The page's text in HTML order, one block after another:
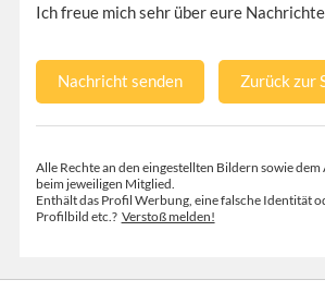
Ich freue mich sehr über eure
Nachricht senden Zurück zur
Alle Rechte an den eingestellten Bildern sowie
beim jeweiligen Mitglied.
Enthält das Profil Werbung, eine falsche Identität
Profilbild etc.? Verstoß melden!